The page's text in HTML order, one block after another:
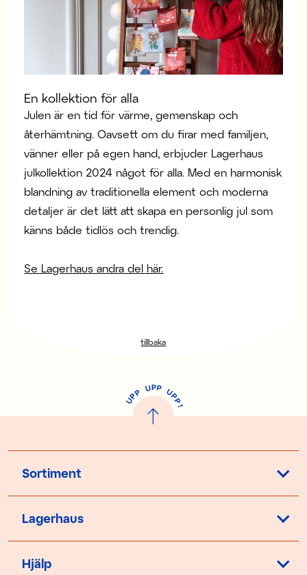
En kollektion för alla
Julen är en tid för värme, gemenskap och
återhämtning. Oavsett om du firar med familjen,
vänner eller på egen hand, erbjuder Lagerhaus
julkollektion 2024 något för alla. Med en harmonisk
blandning av traditionella element och moderna
detaljer är det lätt att skapa en personlig jul som
känns både tidlös och trendig.
Se Lagerhaus andra del här.
tillbaka
U
P
P UPP UP
P
!
Sortiment
Lagerhaus
Hjälp